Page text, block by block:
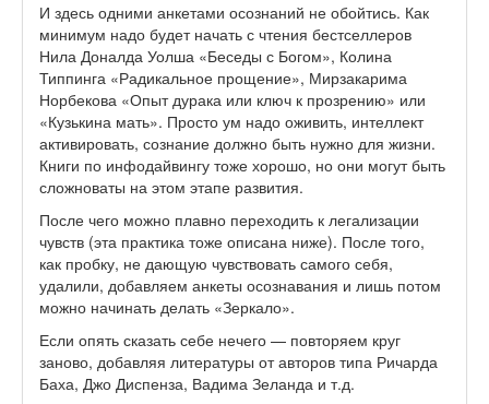
И здесь одними анкетами осознаний не обойтись. Как
минимум надо будет начать с чтения бестселлеров
Нила Доналда Уолша «Беседы с Богом», Колина
Типпинга «Радикальное прощение», Мирзакарима
Норбекова «Опыт дурака или ключ к прозрению» или
«Кузькина мать». Просто ум надо оживить, интеллект
активировать, сознание должно быть нужно для жизни.
Книги по инфодайвингу тоже хорошо, но они могут быть
сложноваты на этом этапе развития.
После чего можно плавно переходить к легализации
чувств (эта практика тоже описана ниже). После того,
как пробку, не дающую чувствовать самого себя,
удалили, добавляем анкеты осознавания и лишь потом
можно начинать делать «Зеркало».
Если опять сказать себе нечего — повторяем круг
заново, добавляя литературы от авторов типа Ричарда
Баха, Джо Диспенза, Вадима Зеланда и т.д.